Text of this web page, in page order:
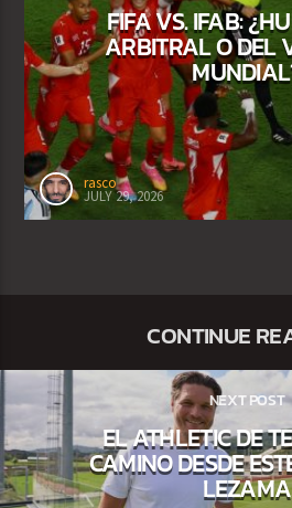
FIFA VS. IFAB:
ARBITRAL O DEL
rasco
JULY 29, 2026
CONTINUE
NEXT POST
EL ATHLETIC DE
CAMINO DESDE
LEZAMA